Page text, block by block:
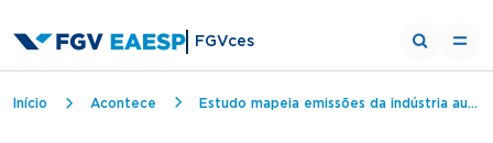
FGVces
Trilha de navegação
Início Acontece Estudo mapeia emissões da indústria automotiva 'do berço-ao-portão' e comprova potencial competitivo do Brasil